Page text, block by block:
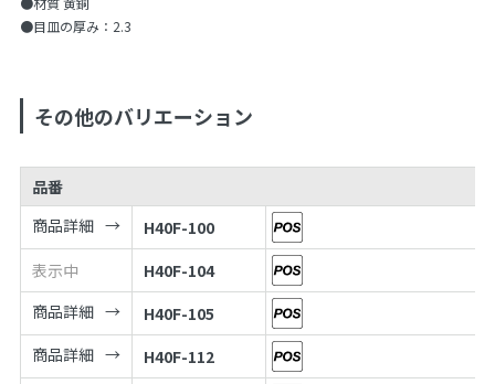
●目皿の厚み：2.3
その他のバリエーション
品番
商品詳細
H40F-100
表示中
H40F-104
商品詳細
H40F-105
商品詳細
H40F-112